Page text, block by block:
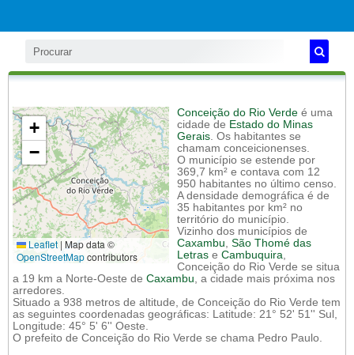
+
−
Leaflet | Map data ©
OpenStreetMapcontributors
Conceição do Rio Verde é uma
cidade de Estado do Minas
Gerais. Os habitantes se
chamam conceicionenses.
O município se estende por
369,7 km² e contava com 12
950 habitantes no último censo.
A densidade demográfica é de
35 habitantes por km² no
território do município.
Vizinho dos municípios de
Caxambu, São Thomé das
Letras e Cambuquira,
Conceição do Rio Verde se situa
a 19 km a Norte-Oeste de Caxambu, a cidade mais próxima nos
arredores.
Situado a 938 metros de altitude, de Conceição do Rio Verde tem
as seguintes coordenadas geográficas: Latitude: 21° 52' 51'' Sul,
Longitude: 45° 5' 6'' Oeste.
O prefeito de Conceição do Rio Verde se chama Pedro Paulo.